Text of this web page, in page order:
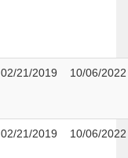
02/21/2019 10/06/2022
02/21/2019 10/06/2022